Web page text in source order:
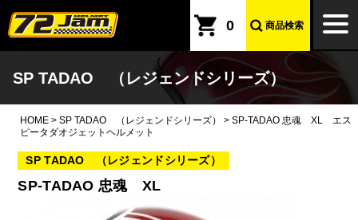
本文へ
0 商品検索
SP TADAO （レジェンドシリーズ）
HOME > SP TADAO （レジェンドシリーズ） > SP-TADAO 忠魂 XL エス
ピータダオジェットヘルメット
SP TADAO （レジェンドシリーズ）
SP-TADAO 忠魂 XL